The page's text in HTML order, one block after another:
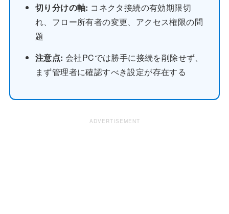
切り分けの軸: コネクタ接続の有効期限切
れ、フロー所有者の変更、アクセス権限の問
題
注意点: 会社PCでは勝手に接続を削除せず、
まず管理者に確認すべき設定が存在する
ADVERTISEMENT